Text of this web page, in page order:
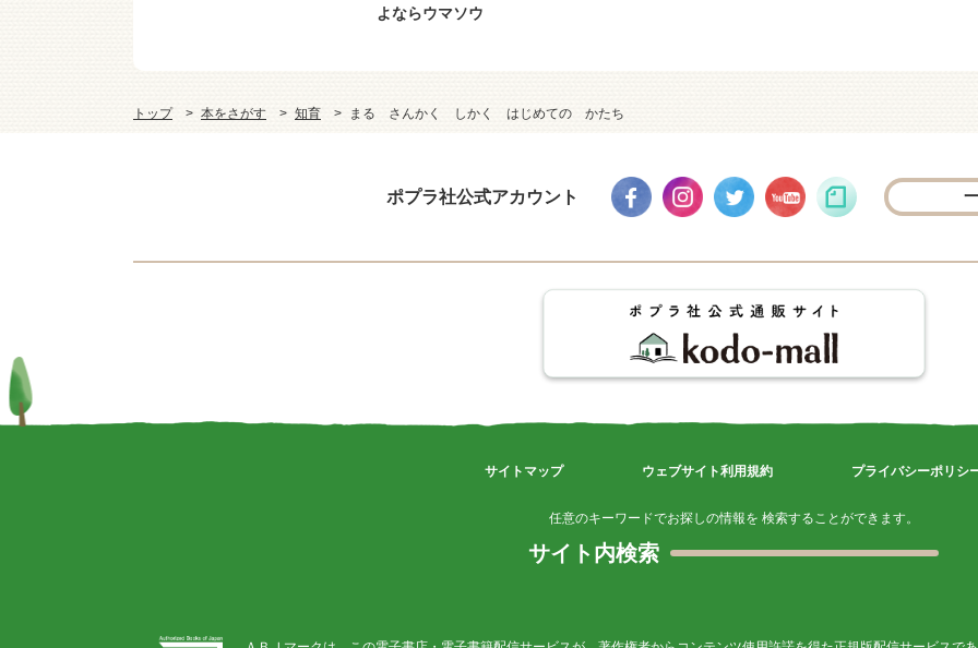
よならウマソウ
トップ 本をさがす 知育 まる さんかく しかく はじめての かたち
ポプラ社公式アカウント
サイトマップ ウェブサイト利用規約 プライバシーポリシ
任意のキーワードでお探しの情報を 検索することができます。
サイト内検索